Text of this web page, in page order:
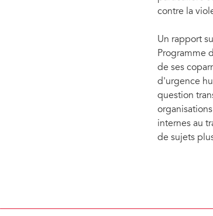
contre la
Un rapport
Programme
de ses
d'urgence
question
internes au
de sujets